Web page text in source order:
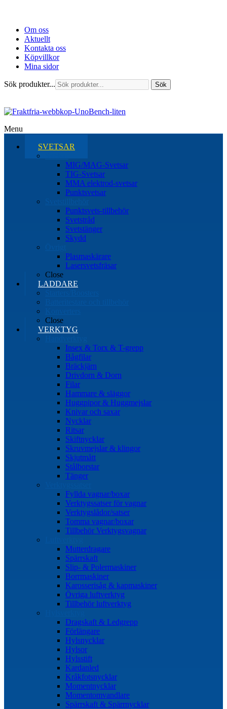
Om oss
Aktuellt
Kontakta oss
Köpvillkor
Mina sidor
Sök produkter... Sök
Menu
SVETSAR
MIG/MAG-Svetsar
TIG-Svetsar
MMA elektrod-svetsar
Punktsvetsar
Punktsvets-tillbehör
Svetstråd
Svetstänger
Skydd
Plasmaskärare
Lasersvetsfräsar
Close
LADDARE
Close
VERKTYG
Insex & Torx & T-grepp
Bågfilar
Bräckjärn
Drivdorn & Dorn
Filar
Hammare & släggor
Huggpipor & Huggmejslar
Knivar och saxar
Nycklar
Ritsar
Skiftnycklar
Skruvmejslar & klingor
Skjutmått
Stålborstar
Tänger
Fyllda vagnar/boxar
Verktygssatser för vagnar
Verktygslådor/satser
Tomma vagnar/boxar
Tillbehör Verktygsvagnar
Mutterdragare
Spärrskaft
Slip- & Polermaskiner
Borrmaskiner
Karosserisåg & kapmaskiner
Övriga luftverktyg
Tillbehör luftverktyg
Dragskaft & Ledgrepp
Förlängare
Hylsnycklar
Hylsor
Hylsstift
Kardanled
Kråkfotsnycklar
Momentnycklar
Momentomvandlare
Spärrskaft & Spärrnycklar